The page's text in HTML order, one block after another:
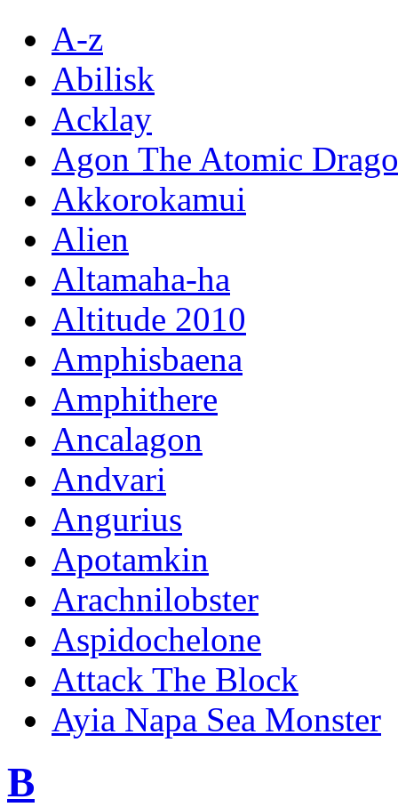
A-z
Abilisk
Acklay
Agon The Atomic
Akkorokamui
Alien
Altamaha-ha
Altitude 2010
Amphisbaena
Amphithere
Ancalagon
Andvari
Angurius
Apotamkin
Arachnilobster
Aspidochelone
Attack The Block
Ayia Napa Sea Monster
B